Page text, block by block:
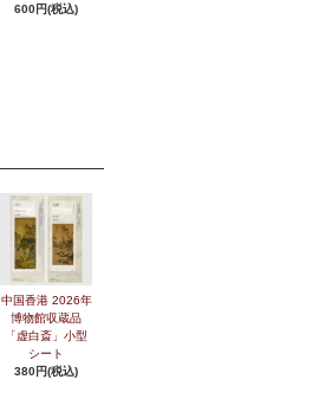
600円(税込)
中国香港 2026年
博物館収蔵品
「虚白斎」小型
シート
380円(税込)